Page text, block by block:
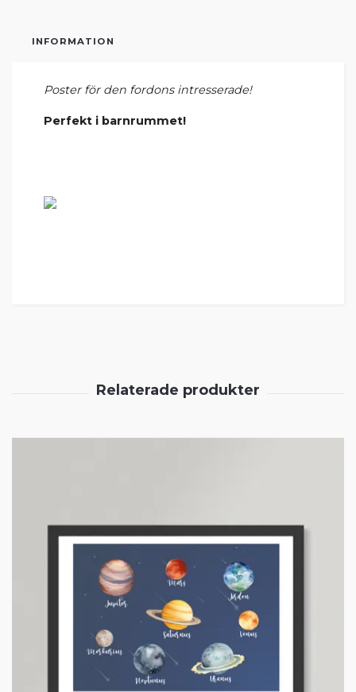
INFORMATION
Poster för den fordons intresserade!
Perfekt i barnrummet!